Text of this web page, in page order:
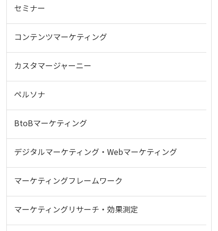
セミナー
コンテンツマーケティング
カスタマージャーニー
ペルソナ
BtoBマーケティング
デジタルマーケティング・Webマーケティング
マーケティングフレームワーク
マーケティングリサーチ・効果測定